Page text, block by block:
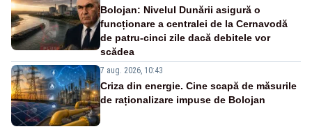
Bolojan: Nivelul Dunării asigură o
funcționare a centralei de la Cernavodă
de patru-cinci zile dacă debitele vor
scădea
7 aug. 2026, 10:43
Criza din energie. Cine scapă de măsurile
de raționalizare impuse de Bolojan